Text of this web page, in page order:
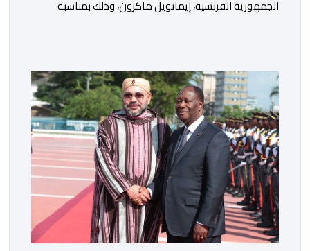
الجمهورية الفرنسية، إيمانويل ماكرون، وذلك بمناسبة
مجددا التعبير لجلالته عن مشاعر الصداقة العميقة والمتينة
التي تكنها فرنسا وشعبها للمغرب وللشعب المغربي. وقال
الرئيس الفرنسي “لا يساورني أي شك في أن […]